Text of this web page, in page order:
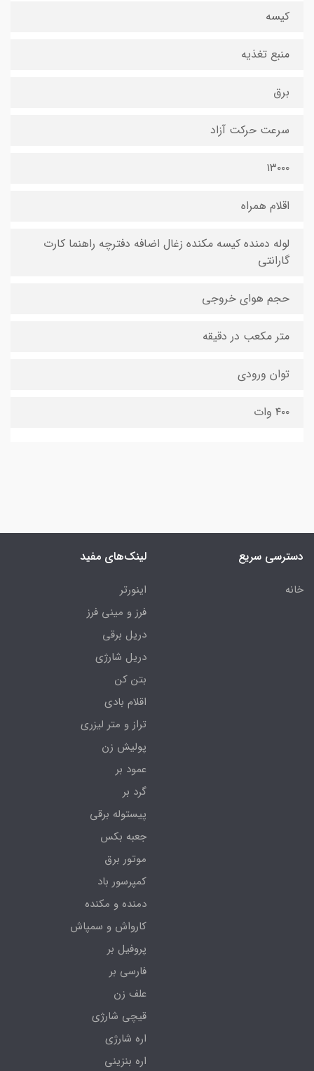
کیسه
منبع تغذیه
برق
سرعت حرکت آزاد
۱۳۰۰۰
اقلام همراه
لوله دمنده کیسه مکنده زغال اضافه دفترچه راهنما کارت
گارانتی
حجم هوای خروجی
متر مکعب در دقیقه
توان ورودی
۴۰۰ وات
دسترسی سریع
خانه
لینک‌های مفید
اینورتر
فرز و مینی فرز
دریل برقی
دریل شارژی
بتن کن
اقلام بادی
تراز و متر لیزری
پولیش زن
عمود بر
گرد بر
پیستوله برقی
جعبه بکس
موتور برق
کمپرسور باد
دمنده و مکنده
کارواش و سمپاش
پروفیل بر
فارسی بر
علف زن
قیچی شارژی
اره شارژی
اره بنزینی